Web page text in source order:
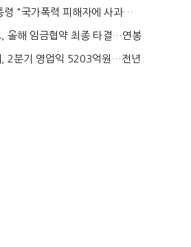
' 우려...
령 "국가폭력 피해자에 사과…
조사로 진...
, 올해 임금협약 최종 타결…연봉
상·격려...
, 2분기 영업익 5203억원…전년